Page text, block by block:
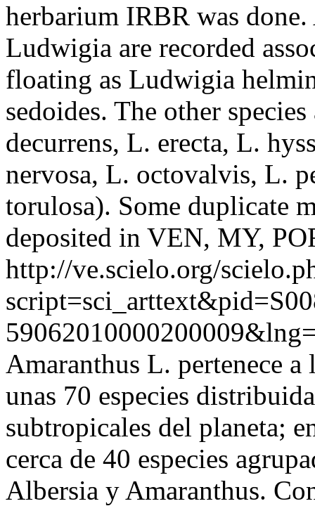
herbarium IRBR was
Ludwigia are recorded
floating as Ludwigia
sedoides. The other
decurrens, L. erecta, L.
nervosa, L. octovalvis, L.
torulosa). Some duplicate
deposited in VEN, MY,
http://ve.scielo.org/
Amaranthus L. pertenece a
unas 70 especies
subtropicales del planeta;
cerca de 40 especies
Albersia y Amaranthus.